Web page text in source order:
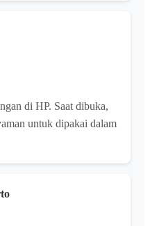
di HP. Saat dibuka,
untuk dipakai dalam